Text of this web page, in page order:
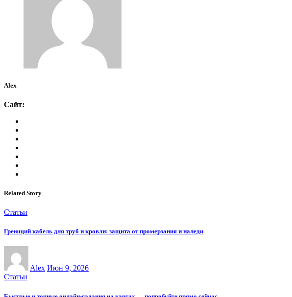
Alex
Сайт:
Related Story
Статьи
Греющий кабель для труб и кровли: защита от промерзания и наледи
Alex Июн 9, 2026
Статьи